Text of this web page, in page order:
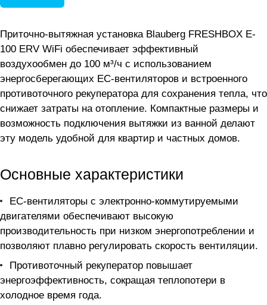
Приточно-вытяжная установка Blauberg FRESHBOX E-
100 ERV WiFi обеспечивает эффективный
воздухообмен до 100 м³/ч с использованием
энергосберегающих ЕС-вентиляторов и встроенного
противоточного рекуператора для сохранения тепла, что
снижает затраты на отопление. Компактные размеры и
возможность подключения вытяжки из ванной делают
эту модель удобной для квартир и частных домов.
Основные характеристики
ЕС-вентиляторы с электронно-коммутируемыми
двигателями обеспечивают высокую
производительность при низком энергопотреблении и
позволяют плавно регулировать скорость вентиляции.
Противоточный рекуператор повышает
энергоэффективность, сокращая теплопотери в
холодное время года.